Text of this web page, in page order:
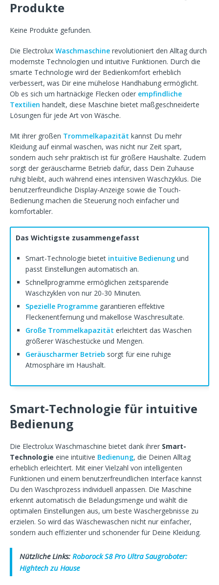
Produkte
Keine Produkte gefunden.
Die Electrolux Waschmaschine revolutioniert den Alltag durch
modernste Technologien und intuitive Funktionen. Durch die
smarte Technologie wird der Bedienkomfort erheblich
verbessert, was Dir eine mühelose Handhabung ermöglicht.
Ob es sich um hartnäckige Flecken oder empfindliche
Textilien handelt, diese Maschine bietet maßgeschneiderte
Lösungen für jede Art von Wäsche.
Mit ihrer großen Trommelkapazität kannst Du mehr
Kleidung auf einmal waschen, was nicht nur Zeit spart,
sondern auch sehr praktisch ist für größere Haushalte. Zudem
sorgt der geräuscharme Betrieb dafür, dass Dein Zuhause
ruhig bleibt, auch während eines intensiven Waschzyklus. Die
benutzerfreundliche Display-Anzeige sowie die Touch-
Bedienung machen die Steuerung noch einfacher und
komfortabler.
Das Wichtigste zusammengefasst
Smart-Technologie bietet intuitive Bedienung und
passt Einstellungen automatisch an.
Schnellprogramme ermöglichen zeitsparende
Waschzyklen von nur 20-30 Minuten.
Spezielle Programme garantieren effektive
Fleckenentfernung und makellose Waschresultate.
Große Trommelkapazität erleichtert das Waschen
größerer Wäschestücke und Mengen.
Geräuscharmer Betrieb sorgt für eine ruhige
Atmosphäre im Haushalt.
Smart-Technologie für intuitive
Bedienung
Die Electrolux Waschmaschine bietet dank ihrer Smart-
Technologie eine intuitive Bedienung, die Deinen Alltag
erheblich erleichtert. Mit einer Vielzahl von intelligenten
Funktionen und einem benutzerfreundlichen Interface kannst
Du den Waschprozess individuell anpassen. Die Maschine
erkennt automatisch die Beladungsmenge und wählt die
optimalen Einstellungen aus, um beste Waschergebnisse zu
erzielen. So wird das Wäschewaschen nicht nur einfacher,
sondern auch effizienter und schonender für Deine Kleidung.
Nützliche Links: Roborock S8 Pro Ultra Saugroboter:
Hightech zu Hause